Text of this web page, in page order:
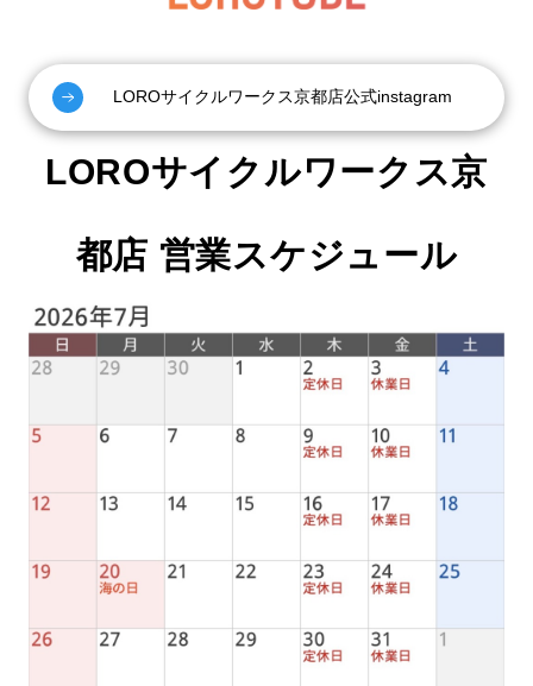
LOROサイクルワークス京都店公式instagram
LOROサイクルワークス京
都店 営業スケジュール